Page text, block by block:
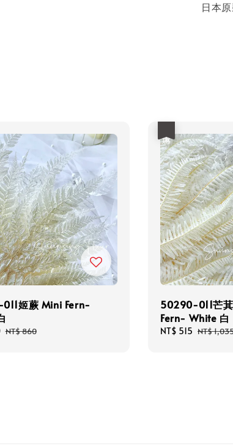
日本原
姬蕨 Mini Fern-
Regular
NT$ 860
50290-011芒
Fern- White 白
Sale
NT$ 515 Regular
NT$